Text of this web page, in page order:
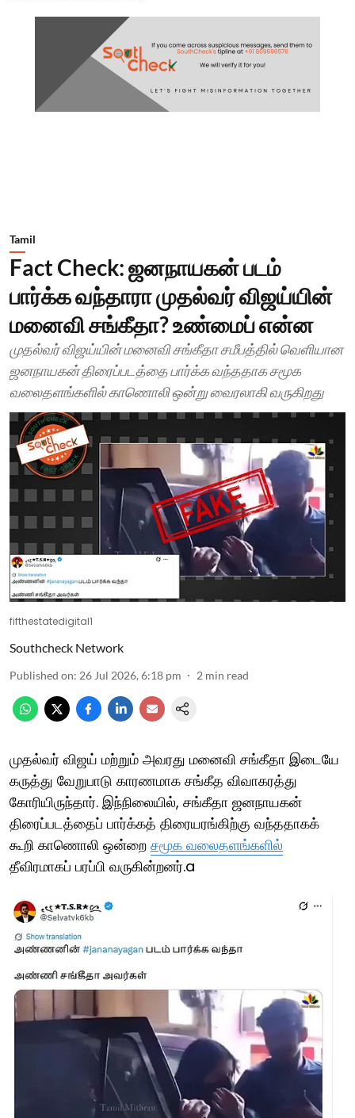
Tamil
Fact Check: ஜனநாயகன் படம்
பார்க்க வந்தாரா முதல்வர் விஜய்யின்
மனைவி சங்கீதா? உண்மைப் என்ன
முதல்வர் விஜய்யின் மனைவி சங்கீதா சமீபத்தில் வெளியான
ஜனநாயகன் திரைப்படத்தை பார்க்க வந்ததாக சமூக
வலைதளங்களில் காணொலி ஒன்று வைரலாகி வருகிறது
fifthestatedigital1
Southcheck Network
Published on: 26 Jul 2026, 6:18 pm 2 min read
முதல்வர் விஜய் மற்றும் அவரது மனைவி சங்கீதா இடையே
கருத்து வேறுபாடு காரணமாக சங்கீத விவாகரத்து
கோரியிருந்தார். இந்நிலையில், சங்கீதா ஜனநாயகன்
திரைப்படத்தைப் பார்க்கத் திரையரங்கிற்கு வந்ததாகக்
கூறி காணொலி ஒன்றை சமூக வலைதளங்களில்
தீவிரமாகப் பரப்பி வருகின்றனர்.a